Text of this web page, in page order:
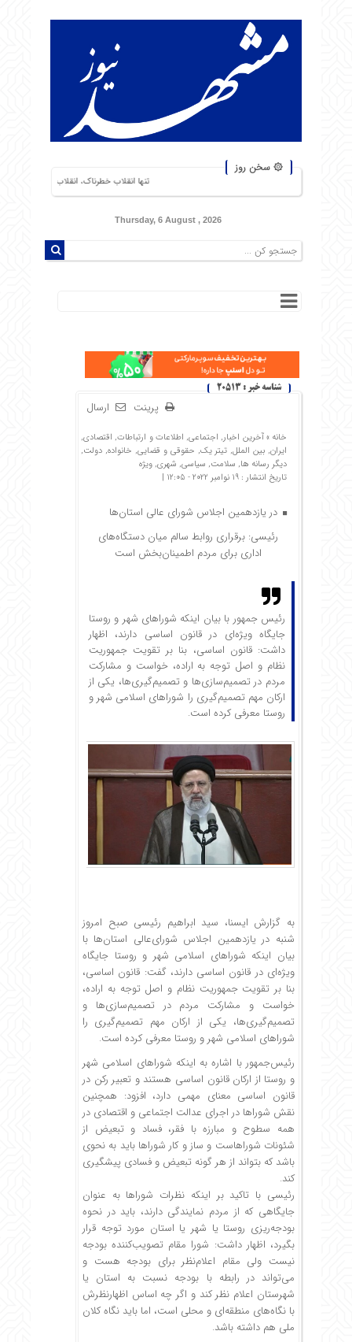
۞ سخن روز
تنها انقلاب خطرناک، انقلاب گرسنگان است. من از شورشهایی که
Thursday, 6 August , 2026
شناسه خبر : 20513
ارسال پرینت
خانه »آخرین اخبار, اجتماعی, اطلاعات و ارتباطات, اقتصادی,
ایران, بین الملل, تیتر یک, حقوقی و قضایی, خانواده, دولت,
دیگر رسانه ها, سلامت, سیاسی, شهری, ویژه
تاریخ انتشار : 19 نوامبر 2022 - 12:05 |
در یازدهمین اجلاس شورای‌ عالی استان‌ها
رئیسی: برقراری روابط سالم میان دستگاه‌های
اداری برای مردم اطمینان‌بخش است
رئیس جمهور با بیان اینکه شوراهای شهر و روستا
جایگاه ویژه‌ای در قانون اساسی دارند، اظهار
داشت: قانون اساسی، بنا بر تقویت جمهوریت
نظام و اصل توجه به اراده، خواست و مشارکت
مردم در تصمیم‌سازی‌ها و تصمیم‌گیری‌ها، یکی از
ارکان مهم تصمیم‌گیری را شوراهای اسلامی شهر و
روستا معرفی کرده است.
به گزارش ایسنا، سید ابراهیم رئیسی صبح امروز
شنبه در یازدهمین اجلاس شورای‌عالی استان‌ها با
بیان اینکه شوراهای اسلامی شهر و روستا جایگاه
ویژه‌ای در قانون اساسی دارند، گفت: قانون اساسی،
بنا بر تقویت جمهوریت نظام و اصل توجه به اراده،
خواست و مشارکت مردم در تصمیم‌سازی‌ها و
تصمیم‌گیری‌ها، یکی از ارکان مهم تصمیم‌گیری را
شوراهای اسلامی شهر و روستا معرفی کرده است.
رئیس‌جمهور با اشاره به اینکه شوراهای اسلامی شهر
و روستا از ارکان قانون اساسی هستند و تعبیر رکن در
قانون اساسی معنای مهمی دارد، افزود: همچنین
نقش شوراها در اجرای عدالت اجتماعی و اقتصادی در
همه سطوح و مبارزه با فقر، فساد و تبعیض از
شئونات شوراهاست و ساز و کار شوراها باید به نحوی
باشد که بتواند از هر گونه تبعیض و فسادی پیشگیری
کند.
رئیسی با تاکید بر اینکه نظرات شوراها به عنوان
جایگاهی که از مردم نمایندگی دارند، باید در نحوه
بودجه‌ریزی روستا یا شهر یا استان مورد توجه قرار
بگیرد، اظهار داشت: شورا مقام تصویب‌کننده بودجه
نیست ولی مقام اعلام‌نظر برای بودجه هست و
می‌تواند در رابطه با بودجه نسبت به استان یا
شهرستان اعلام نظر کند و اگر چه اساس اظهارنظرش
با نگاه‌های منطقه‌ای و محلی است، اما باید نگاه کلان
ملی هم داشته باشد.